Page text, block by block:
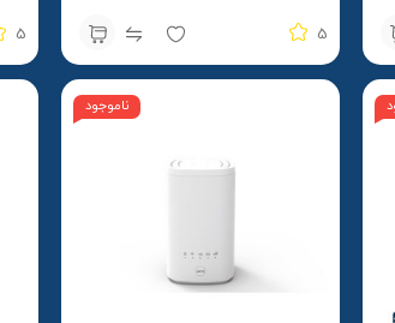
5
5
ناموجود